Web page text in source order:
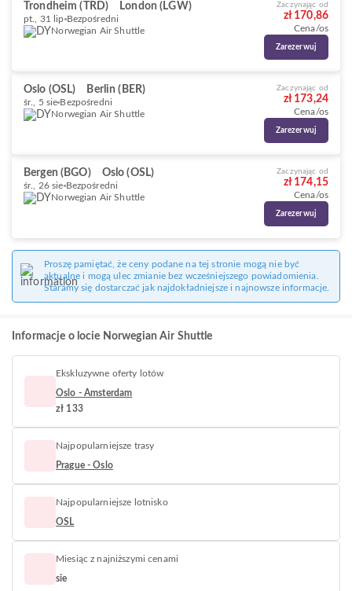
Trondheim (TRD) London (LGW)
pt., 31 lip Bezpośredni
Norwegian Air Shuttle
Zaczynając od
zł 170,86
Cena/os
Zarezerwuj
Oslo (OSL) Berlin (BER)
śr., 5 sie Bezpośredni
Norwegian Air Shuttle
Zaczynając od
zł 173,24
Cena/os
Zarezerwuj
Bergen (BGO) Oslo (OSL)
śr., 26 sie Bezpośredni
Norwegian Air Shuttle
Zaczynając od
zł 174,15
Cena/os
Zarezerwuj
Proszę pamiętać, że ceny podane na tej stronie mogą nie być
aktualne i mogą ulec zmianie bez wcześniejszego powiadomienia.
Staramy się dostarczać jak najdokładniejsze i najnowsze informacje.
Informacje o locie Norwegian Air Shuttle
Ekskluzywne oferty lotów
Oslo - Amsterdam
zł 133
Najpopularniejsze trasy
Prague - Oslo
Najpopularniejsze lotnisko
OSL
Miesiąc z najniższymi cenami
sie